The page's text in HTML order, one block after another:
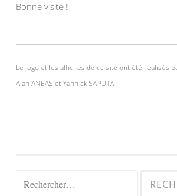
Bonne visite !
Le logo et les affiches de ce site ont été réalisés
Alan ANEAS et Yannick SAPUTA
Rechercher :